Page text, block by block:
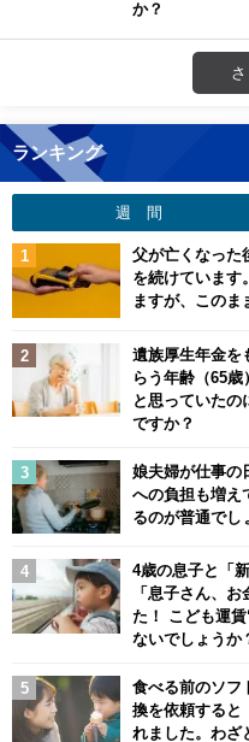
か？
ランキング
週 間
父が亡くなった
を続けています
ますが、このま
遺族厚生年金を
らう年齢（65
と思っていたの
ですか？
娘夫婦が仕事の
への負担も増え
るのが普通でし
4歳の息子と「
「息子さん、
た！ こども運
ないでしょうか
食べる前のソフ
換を依頼すると
れました。わざ